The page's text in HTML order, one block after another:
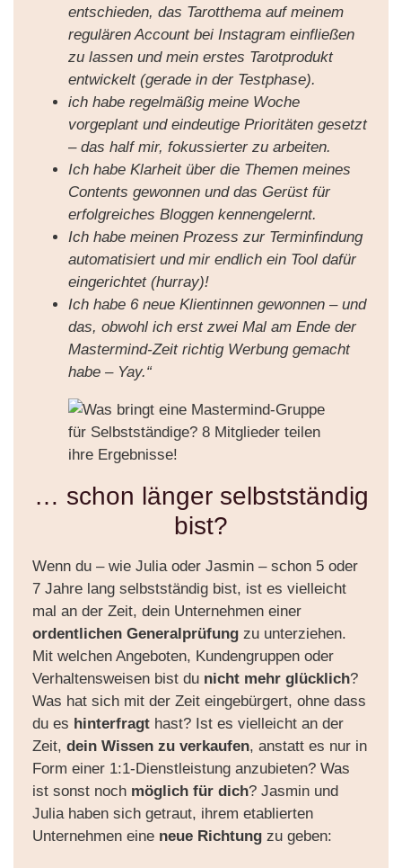
entschieden, das Tarotthema auf meinem
regulären Account bei Instagram einfließen
zu lassen und mein erstes Tarotprodukt
entwickelt (gerade in der Testphase).
ich habe regelmäßig meine Woche
vorgeplant und eindeutige Prioritäten gesetzt
– das half mir, fokussierter zu arbeiten.
Ich habe Klarheit über die Themen meines
Contents gewonnen und das Gerüst für
erfolgreiches Bloggen kennengelernt.
Ich habe meinen Prozess zur Terminfindung
automatisiert und mir endlich ein Tool dafür
eingerichtet (hurray)!
Ich habe 6 neue Klientinnen gewonnen – und
das, obwohl ich erst zwei Mal am Ende der
Mastermind-Zeit richtig Werbung gemacht
habe – Yay.“
… schon länger selbstständig
bist?
Wenn du – wie Julia oder Jasmin – schon 5 oder
7 Jahre lang selbstständig bist, ist es vielleicht
mal an der Zeit, dein Unternehmen einer
ordentlichen Generalprüfung zu unterziehen.
Mit welchen Angeboten, Kundengruppen oder
Verhaltensweisen bist du nicht mehr glücklich?
Was hat sich mit der Zeit eingebürgert, ohne dass
du es hinterfragt hast? Ist es vielleicht an der
Zeit,dein Wissen zu verkaufen, anstatt es nur in
Form einer 1:1-Dienstleistung anzubieten? Was
ist sonst noch möglich für dich? Jasmin und
Julia haben sich getraut, ihrem etablierten
Unternehmen eine neue Richtung zu geben: